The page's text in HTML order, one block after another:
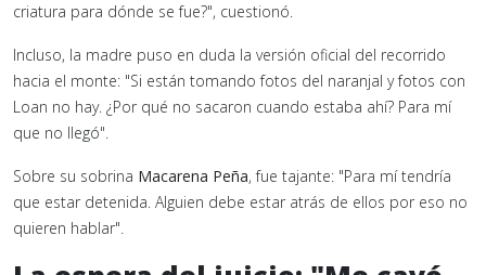
criatura para dónde se fue?", cuestionó.
Incluso, la madre puso en duda la versión oficial del recorrido
hacia el monte: "Si están tomando fotos del naranjal y fotos con
Loan no hay. ¿Por qué no sacaron cuando estaba ahí? Para mí
que no llegó".
Sobre su sobrina Macarena Peña, fue tajante: "Para mí tendría
que estar detenida. Alguien debe estar atrás de ellos por eso no
quieren hablar".